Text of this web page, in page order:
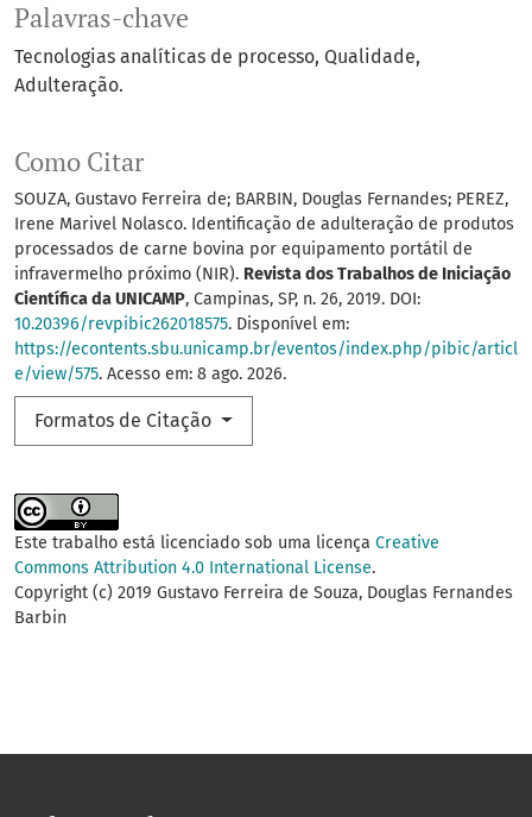
Palavras-chave
Tecnologias analíticas de processo Qualidade
Adulteração.
Como Citar
SOUZA, Gustavo Ferreira de; BARBIN, Douglas Fernandes; PEREZ,
Irene Marivel Nolasco. Identificação de adulteração de produtos
processados de carne bovina por equipamento portátil de
infravermelho próximo (NIR). Revista dos Trabalhos de Iniciação
Científica da UNICAMP, Campinas, SP, n. 26, 2019. DOI:
10.20396/revpibic262018575. Disponível em:
https://econtents.sbu.unicamp.br/eventos/index.php/pibic/articl
e/view/575. Acesso em: 8 ago. 2026.
Formatos de Citação
Este trabalho está licenciado sob uma licença Creative
Commons Attribution 4.0 International License.
Copyright (c) 2019 Gustavo Ferreira de Souza, Douglas Fernandes
Barbin